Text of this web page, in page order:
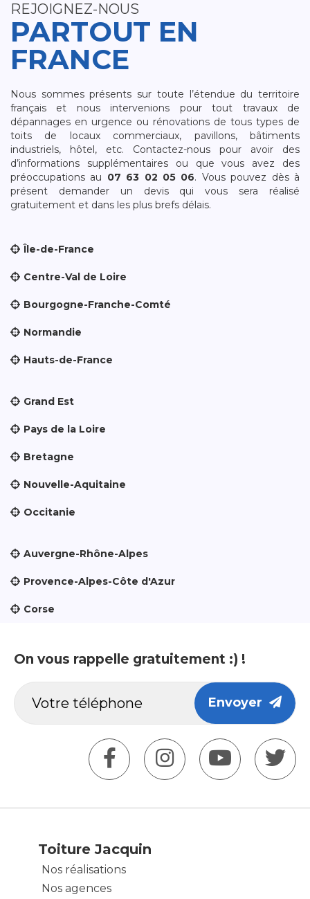
REJOIGNEZ-NOUS
PARTOUT EN
FRANCE
Nous sommes présents sur toute l’étendue du territoire
français et nous intervenions pour tout travaux de
dépannages en urgence ou rénovations de tous types de
toits de locaux commerciaux, pavillons, bâtiments
industriels, hôtel, etc. Contactez-nous pour avoir des
d’informations supplémentaires ou que vous avez des
préoccupations au 07 63 02 05 06. Vous pouvez dès à
présent demander un devis qui vous sera réalisé
gratuitement et dans les plus brefs délais.
Île-de-France
Centre-Val de Loire
Bourgogne-Franche-Comté
Normandie
Hauts-de-France
Grand Est
Pays de la Loire
Bretagne
Nouvelle-Aquitaine
Occitanie
Auvergne-Rhône-Alpes
Provence-Alpes-Côte d'Azur
Corse
On vous rappelle gratuitement :) !
Envoyer
Toiture Jacquin
Nos réalisations
Nos agences